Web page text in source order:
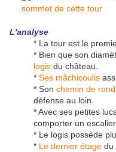
L'analyse
* La tour est le
* Bien que son
logis du château.
* Ses mâchicoulis
* Son chemin de
défense au loin.
* Avec ses petites
comporter un
* Le logis possède
* Le dernier étage du